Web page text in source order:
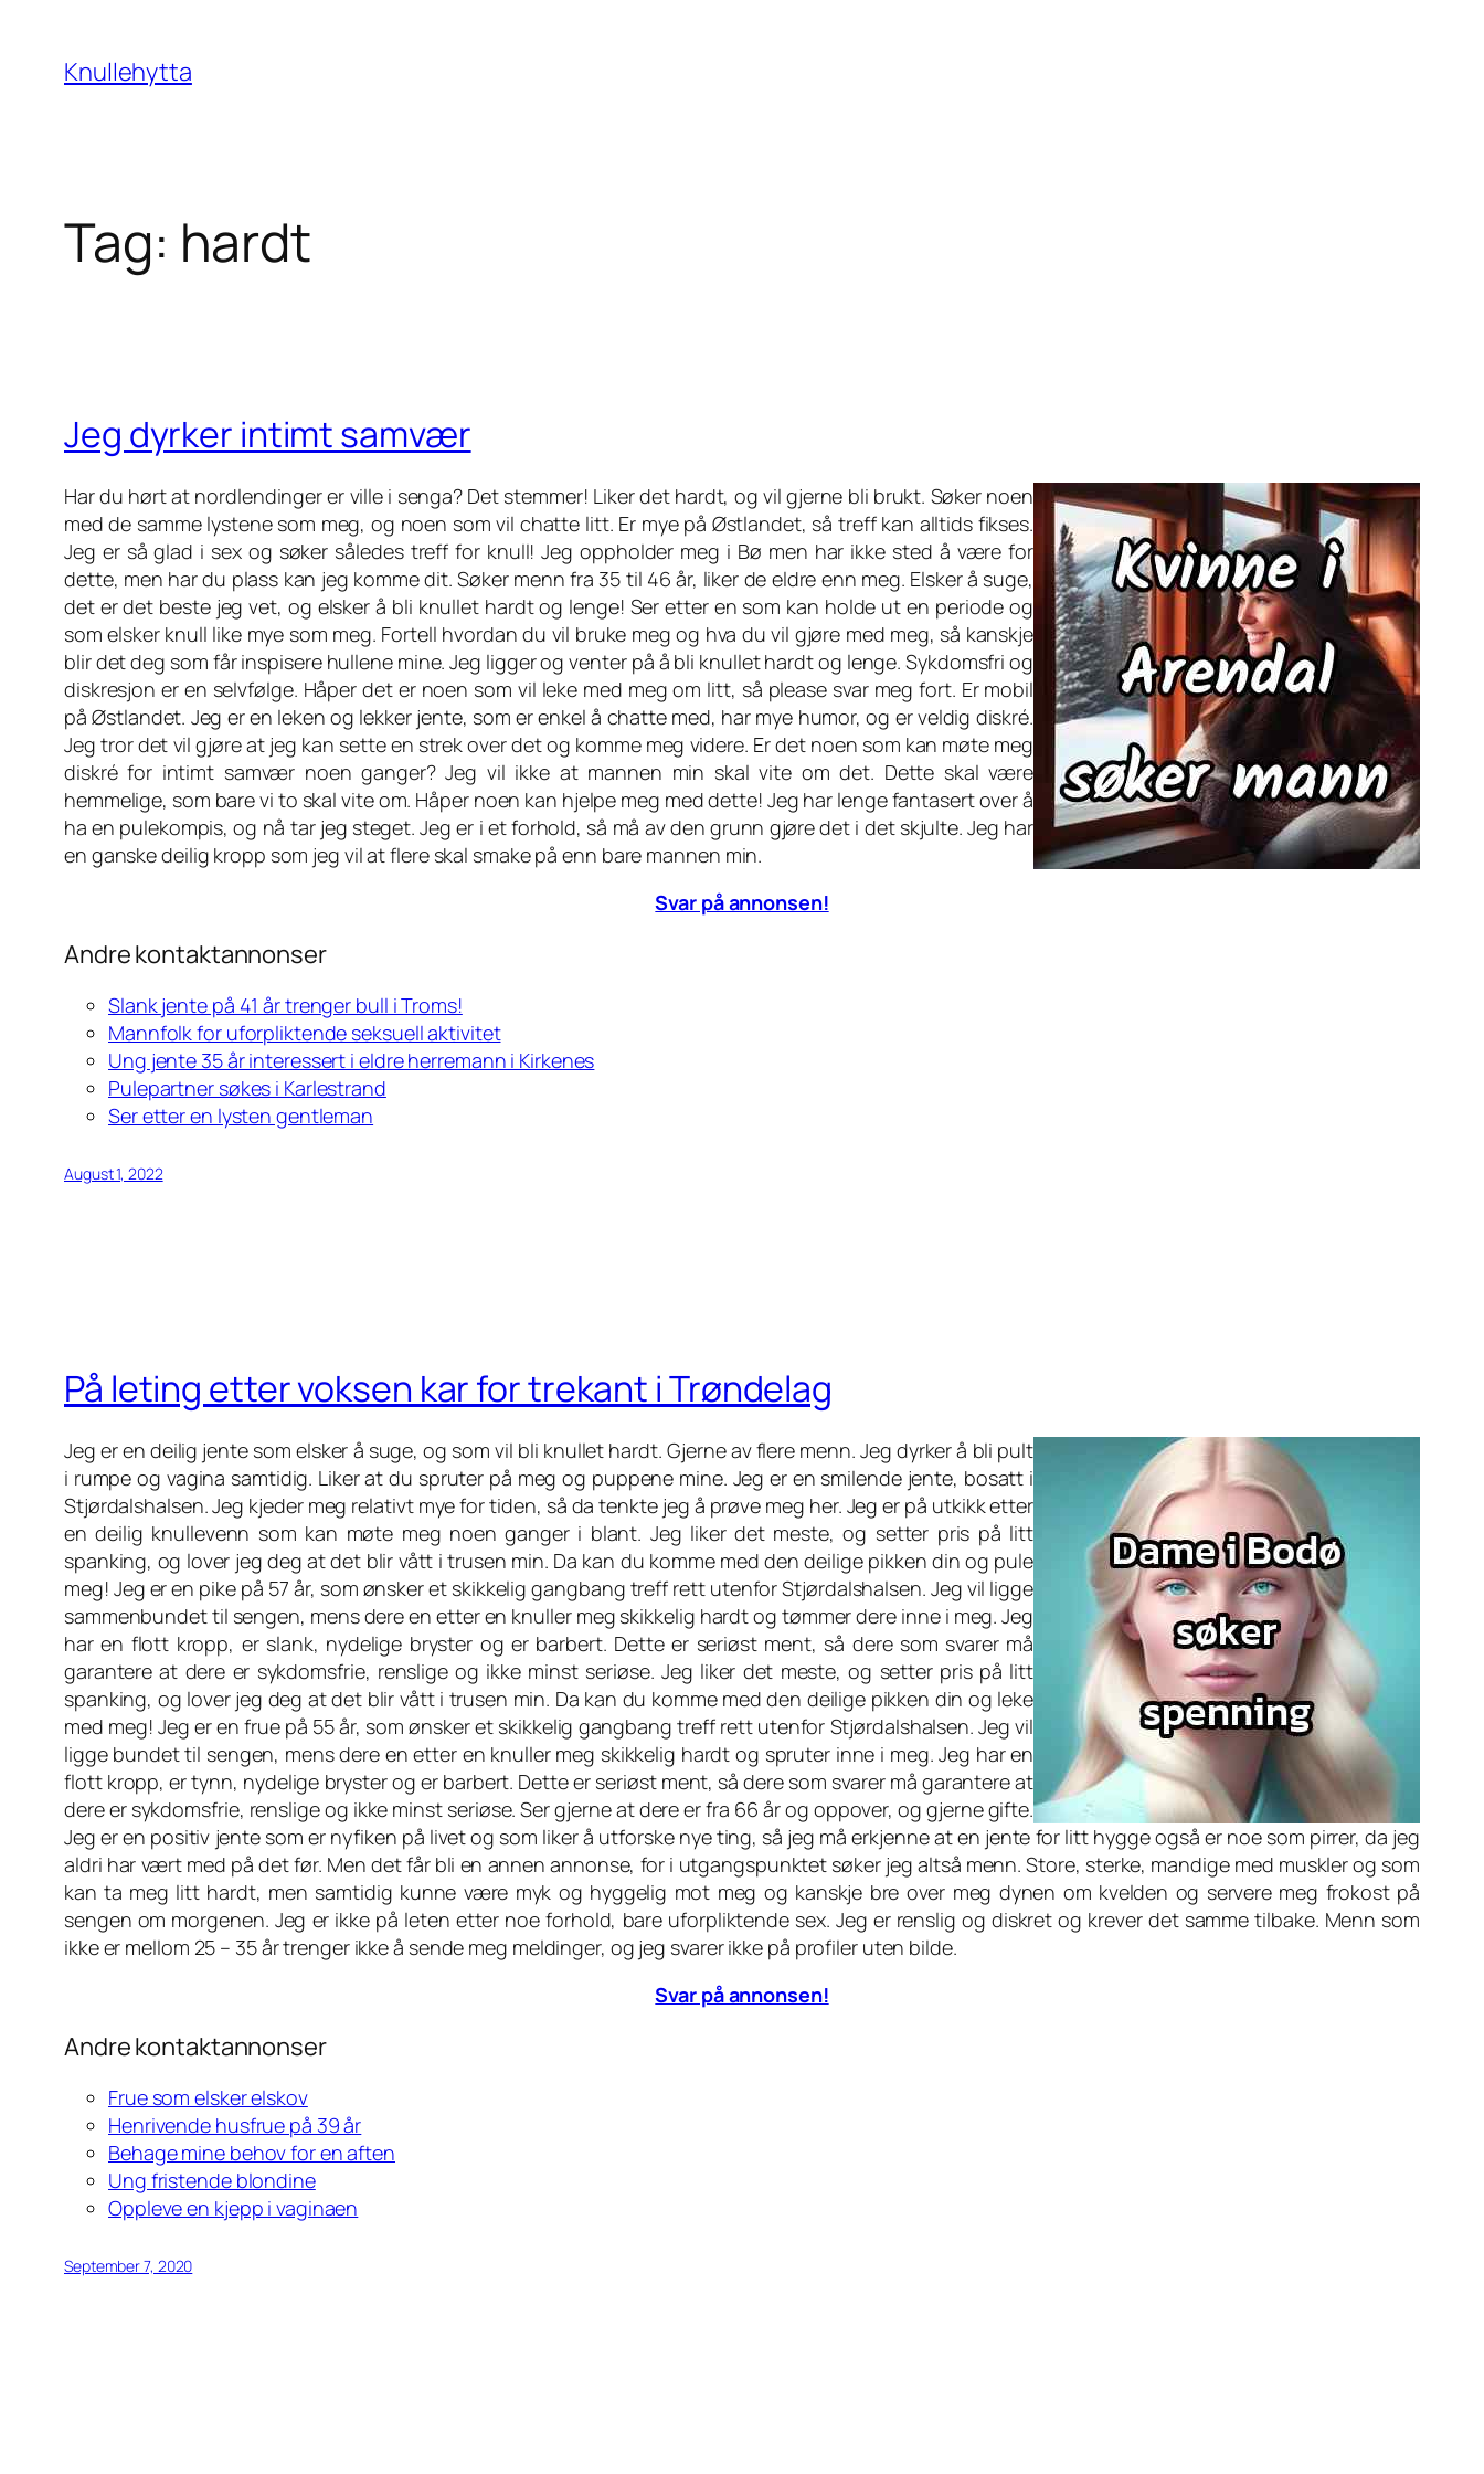
content
Knullehytta
Tag: hardt
Jeg dyrker intimt samvær
Har du hørt at nordlendinger er ville i senga? Det stemmer! Liker det hardt, og vil gjerne bli brukt. Søker noen
med de samme lystene som meg, og noen som vil chatte litt. Er mye på Østlandet, så treff kan alltids fikses.
Jeg er så glad i sex og søker således treff for knull! Jeg oppholder meg i Bø men har ikke sted å være for
dette, men har du plass kan jeg komme dit. Søker menn fra 35 til 46 år, liker de eldre enn meg. Elsker å suge,
det er det beste jeg vet, og elsker å bli knullet hardt og lenge! Ser etter en som kan holde ut en periode og
som elsker knull like mye som meg. Fortell hvordan du vil bruke meg og hva du vil gjøre med meg, så kanskje
blir det deg som får inspisere hullene mine. Jeg ligger og venter på å bli knullet hardt og lenge. Sykdomsfri og
diskresjon er en selvfølge. Håper det er noen som vil leke med meg om litt, så please svar meg fort. Er mobil
på Østlandet. Jeg er en leken og lekker jente, som er enkel å chatte med, har mye humor, og er veldig diskré.
Jeg tror det vil gjøre at jeg kan sette en strek over det og komme meg videre. Er det noen som kan møte meg
diskré for intimt samvær noen ganger? Jeg vil ikke at mannen min skal vite om det. Dette skal være
hemmelige, som bare vi to skal vite om. Håper noen kan hjelpe meg med dette! Jeg har lenge fantasert over å
ha en pulekompis, og nå tar jeg steget. Jeg er i et forhold, så må av den grunn gjøre det i det skjulte. Jeg har
en ganske deilig kropp som jeg vil at flere skal smake på enn bare mannen min.
Svar på annonsen!
Andre kontaktannonser
Slank jente på 41 år trenger bull i Troms!
Mannfolk for uforpliktende seksuell aktivitet
Ung jente 35 år interessert i eldre herremann i Kirkenes
Pulepartner søkes i Karlestrand
Ser etter en lysten gentleman
August 1, 2022
På leting etter voksen kar for trekant i Trøndelag
Jeg er en deilig jente som elsker å suge, og som vil bli knullet hardt. Gjerne av flere menn. Jeg dyrker å bli pult
i rumpe og vagina samtidig. Liker at du spruter på meg og puppene mine. Jeg er en smilende jente, bosatt i
Stjørdalshalsen. Jeg kjeder meg relativt mye for tiden, så da tenkte jeg å prøve meg her. Jeg er på utkikk etter
en deilig knullevenn som kan møte meg noen ganger i blant. Jeg liker det meste, og setter pris på litt
spanking, og lover jeg deg at det blir vått i trusen min. Da kan du komme med den deilige pikken din og pule
meg! Jeg er en pike på 57 år, som ønsker et skikkelig gangbang treff rett utenfor Stjørdalshalsen. Jeg vil ligge
sammenbundet til sengen, mens dere en etter en knuller meg skikkelig hardt og tømmer dere inne i meg. Jeg
har en flott kropp, er slank, nydelige bryster og er barbert. Dette er seriøst ment, så dere som svarer må
garantere at dere er sykdomsfrie, renslige og ikke minst seriøse. Jeg liker det meste, og setter pris på litt
spanking, og lover jeg deg at det blir vått i trusen min. Da kan du komme med den deilige pikken din og leke
med meg! Jeg er en frue på 55 år, som ønsker et skikkelig gangbang treff rett utenfor Stjørdalshalsen. Jeg vil
ligge bundet til sengen, mens dere en etter en knuller meg skikkelig hardt og spruter inne i meg. Jeg har en
flott kropp, er tynn, nydelige bryster og er barbert. Dette er seriøst ment, så dere som svarer må garantere at
dere er sykdomsfrie, renslige og ikke minst seriøse. Ser gjerne at dere er fra 66 år og oppover, og gjerne gifte.
Jeg er en positiv jente som er nyfiken på livet og som liker å utforske nye ting, så jeg må erkjenne at en jente for litt hygge også er noe som pirrer, da jeg
aldri har vært med på det før. Men det får bli en annen annonse, for i utgangspunktet søker jeg altså menn. Store, sterke, mandige med muskler og som
kan ta meg litt hardt, men samtidig kunne være myk og hyggelig mot meg og kanskje bre over meg dynen om kvelden og servere meg frokost på
sengen om morgenen. Jeg er ikke på leten etter noe forhold, bare uforpliktende sex. Jeg er renslig og diskret og krever det samme tilbake. Menn som
ikke er mellom 25 – 35 år trenger ikke å sende meg meldinger, og jeg svarer ikke på profiler uten bilde.
Svar på annonsen!
Andre kontaktannonser
Frue som elsker elskov
Henrivende husfrue på 39 år
Behage mine behov for en aften
Ung fristende blondine
Oppleve en kjepp i vaginaen
September 7, 2020